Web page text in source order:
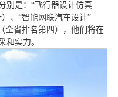
别是：“飞行器设计仿真
、“智能网联汽车设计”
全省排名第四），他们将在
和实力。